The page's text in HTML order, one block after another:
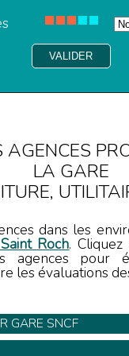
AGENCES
LA GARE
dans les
Roch.
agences pour
les évaluations
GARE SNCF
04 67 06 51 80